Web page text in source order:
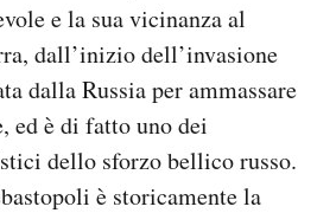
e la sua vicinanza al
dall’inizio dell’invasione
dalla Russia per ammassare
ed è di fatto uno dei
dello sforzo bellico russo.
è storicamente la